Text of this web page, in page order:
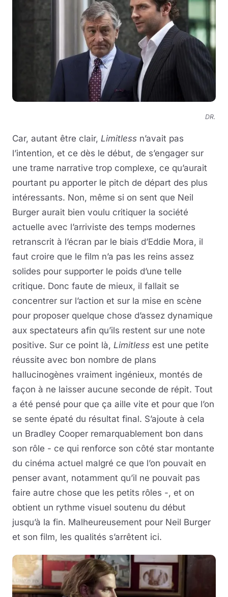
DR.
Car, autant être clair, Limitless n’avait pas
l’intention, et ce dès le début, de s’engager sur
une trame narrative trop complexe, ce qu’aurait
pourtant pu apporter le pitch de départ des plus
intéressants. Non, même si on sent que Neil
Burger aurait bien voulu critiquer la société
actuelle avec l’arriviste des temps modernes
retranscrit à l’écran par le biais d’Eddie Mora, il
faut croire que le film n’a pas les reins assez
solides pour supporter le poids d’une telle
critique. Donc faute de mieux, il fallait se
concentrer sur l’action et sur la mise en scène
pour proposer quelque chose d’assez dynamique
aux spectateurs afin qu’ils restent sur une note
positive. Sur ce point là, Limitless est une petite
réussite avec bon nombre de plans
hallucinogènes vraiment ingénieux, montés de
façon à ne laisser aucune seconde de répit. Tout
a été pensé pour que ça aille vite et pour que l’on
se sente épaté du résultat final. S’ajoute à cela
un Bradley Cooper remarquablement bon dans
son rôle - ce qui renforce son côté star montante
du cinéma actuel malgré ce que l’on pouvait en
penser avant, notamment qu’il ne pouvait pas
faire autre chose que les petits rôles -, et on
obtient un rythme visuel soutenu du début
jusqu’à la fin. Malheureusement pour Neil Burger
et son film, les qualités s’arrêtent ici.